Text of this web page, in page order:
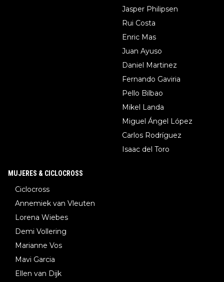
Jasper Philipsen
Rui Costa
Enric Mas
Juan Ayuso
Daniel Martinez
Fernando Gaviria
Pello Bilbao
Mikel Landa
Miguel Ángel López
Carlos Rodríguez
Isaac del Toro
MUJERES & CICLOCROSS
Ciclocross
Annemiek van Vleuten
Lorena Wiebes
Demi Vollering
Marianne Vos
Mavi Garcia
Ellen van Dijk